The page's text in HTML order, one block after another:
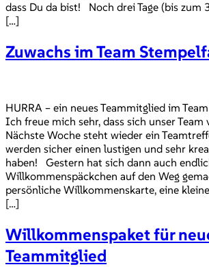
dass Du da bist! Noch drei Tage (bis
[…]
Zuwachs im Team
HURRA – ein neues Teammitglied im
Ich freue mich sehr, dass sich unser Team
Nächste Woche steht wieder ein
werden sicher einen lustigen und sehr
haben! Gestern hat sich dann auch
Willkommenspäckchen auf den Weg
persönliche Willkommenskarte, eine
[…]
Willkommenspaket für
Teammitglied